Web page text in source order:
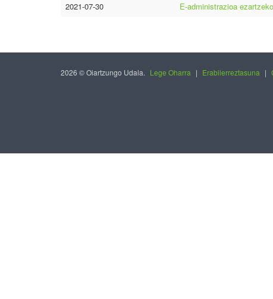
2021-07-30
E-administrazioa
2026 © Oiartzungo Udala. Lege Oharra | Erabilerreztasuna |